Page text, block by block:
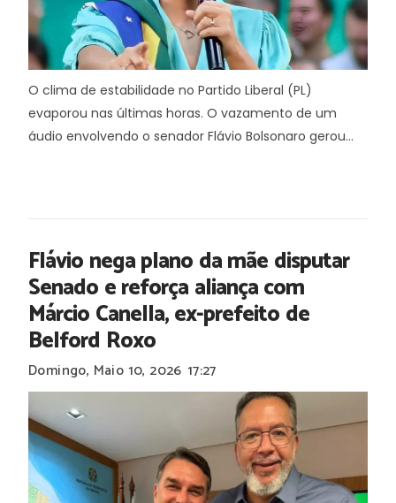
O clima de estabilidade no Partido Liberal (PL)
evaporou nas últimas horas. O vazamento de um
áudio envolvendo o senador Flávio Bolsonaro gerou...
Flávio nega plano da mãe disputar
Senado e reforça aliança com
Márcio Canella, ex-prefeito de
Belford Roxo
Domingo, Maio 10, 2026 17:27